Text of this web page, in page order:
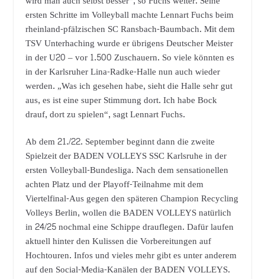
ersten Schritte im Volleyball machte Lennart Fuchs beim
rheinland-pfälzischen SC Ransbach-Baumbach. Mit dem
TSV Unterhaching wurde er übrigens Deutscher Meister
in der U20 – vor 1.500 Zuschauern. So viele könnten es
in der Karlsruher Lina-Radke-Halle nun auch wieder
werden. „Was ich gesehen habe, sieht die Halle sehr gut
aus, es ist eine super Stimmung dort. Ich habe Bock
drauf, dort zu spielen“, sagt Lennart Fuchs.
Ab dem 21./22. September beginnt dann die zweite
Spielzeit der BADEN VOLLEYS SSC Karlsruhe in der
ersten Volleyball-Bundesliga. Nach dem sensationellen
achten Platz und der Playoff-Teilnahme mit dem
Viertelfinal-Aus gegen den späteren Champion Recycling
Volleys Berlin, wollen die BADEN VOLLEYS natürlich
in 24/25 nochmal eine Schippe drauflegen. Dafür laufen
aktuell hinter den Kulissen die Vorbereitungen auf
Hochtouren. Infos und vieles mehr gibt es unter anderem
auf den Social-Media-Kanälen der BADEN VOLLEYS.